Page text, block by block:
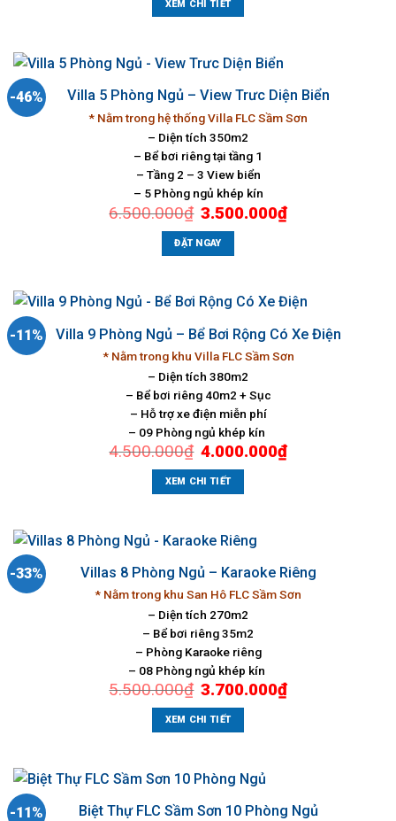
5.500.000₫.
XEM CHI TIẾT
-46% Villa 5 Phòng Ngủ – View Trưc Diện Biển
* Nằm trong hệ thống Villa FLC Sầm Sơn
– Diện tích 350m2
– Bể bơi riêng tại tầng 1
– Tầng 2 – 3 View biển
– 5 Phòng ngủ khép kín
6.500.000₫ Giá
gốc
là:
6.500.000₫.
3.500.000₫Giá
hiện
ĐẶT NGAY
-11% Villa 9 Phòng Ngủ – Bể Bơi Rộng Có Xe Điện
* Nằm trong khu Villa FLC Sầm Sơn
– Diện tích 380m2
– Bể bơi riêng 40m2 + Sục
– Hỗ trợ xe điện miễn phí
– 09 Phòng ngủ khép kín
4.500.000₫ Giá
gốc
là:
4.500.000₫.
4.000.000₫Giá
hiện
XEM CHI TIẾT
-33% Villas 8 Phòng Ngủ – Karaoke Riêng
* Nằm trong khu San Hô FLC Sầm Sơn
– Diện tích 270m2
– Bể bơi riêng 35m2
– Phòng Karaoke riêng
– 08 Phòng ngủ khép kín
5.500.000₫ Giá
gốc
là:
5.500.000₫.
3.700.000₫Giá
hiện
XEM CHI TIẾT
-11% Biệt Thự FLC Sầm Sơn 10 Phòng Ngủ